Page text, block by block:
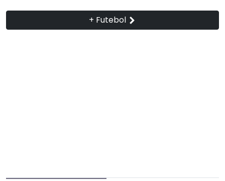
+ Futebol